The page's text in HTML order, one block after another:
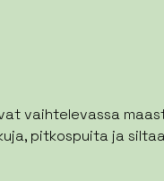
vaihtelevassa
pitkospuita ja